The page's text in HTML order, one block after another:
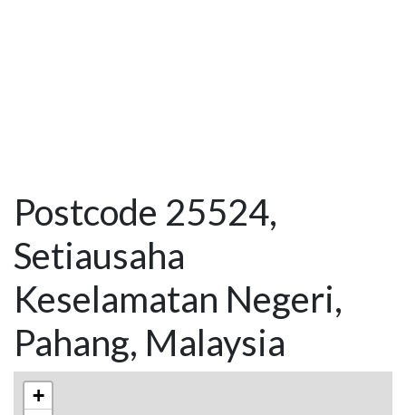
Postcode 25524,
Setiausaha
Keselamatan Negeri,
Pahang, Malaysia
+